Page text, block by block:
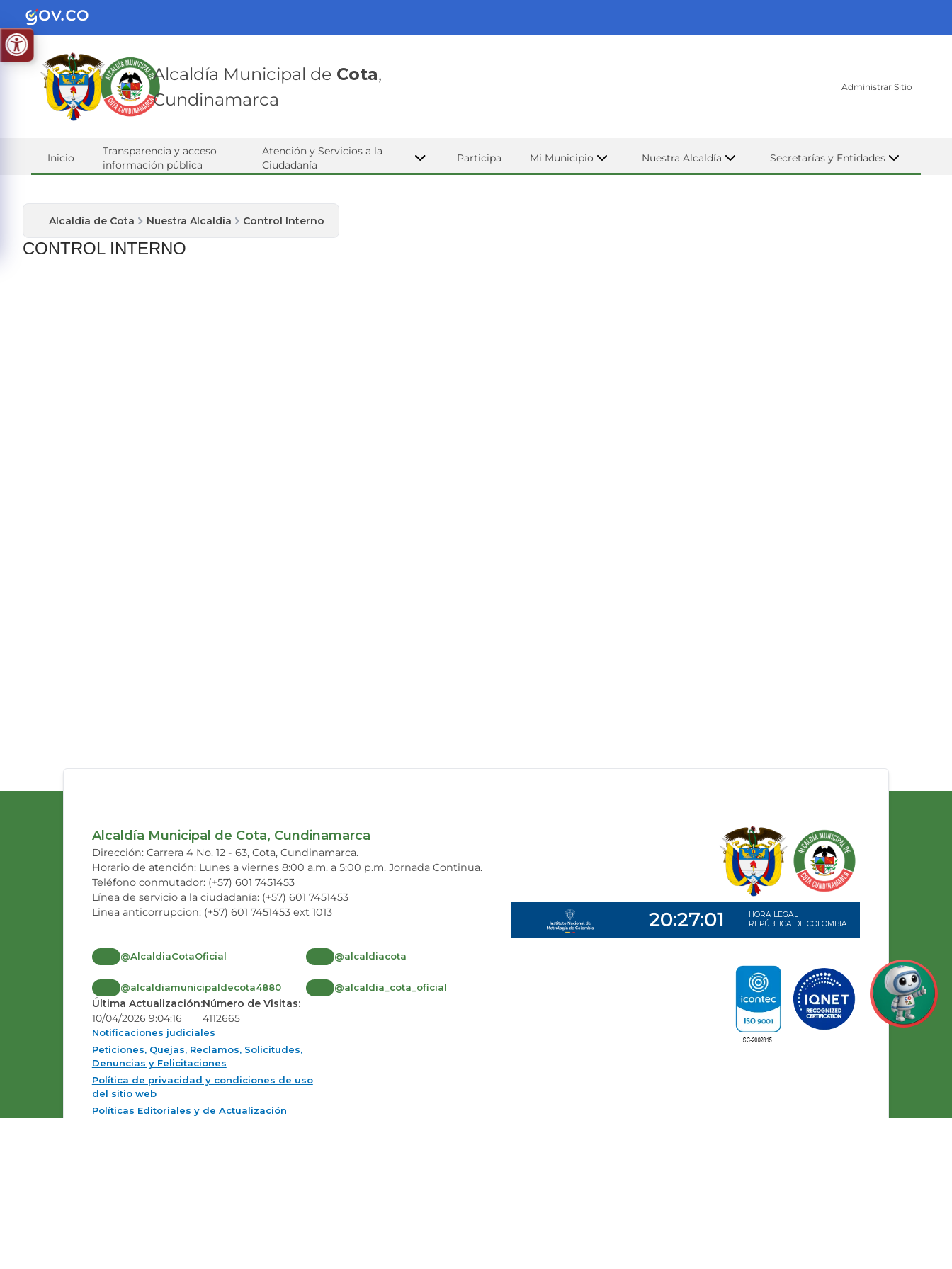
Alcaldía Municipal de Cota,
Cundinamarca
Administrar Sitio
Inicio
Transparencia y acceso
información pública
Atención y Servicios a la
Ciudadanía
Participa Mi Municipio Nuestra Alcaldía Secretarías y Entidades
Alcaldía de Cota Nuestra Alcaldía Control Interno
CONTROL INTERNO
Alcaldía Municipal de Cota, Cundinamarca
Dirección: Carrera 4 No. 12 - 63, Cota, Cundinamarca.
Horario de atención: Lunes a viernes 8:00 a.m. a 5:00 p.m. Jornada Continua.
Teléfono conmutador: (+57) 601 7451453
Línea de servicio a la ciudadanía: (+57) 601 7451453
Linea anticorrupcion: (+57) 601 7451453 ext 1013
@AlcaldiaCotaOficial @alcaldiacota
@alcaldiamunicipaldecota4880 @alcaldia_cota_oficial
Última Actualización:
10/04/2026 9:04:16
Número de Visitas:
4112665
Notificaciones judiciales
Peticiones, Quejas, Reclamos, Solicitudes,
Denuncias y Felicitaciones
Política de privacidad y condiciones de uso
del sitio web
Políticas Editoriales y de Actualización